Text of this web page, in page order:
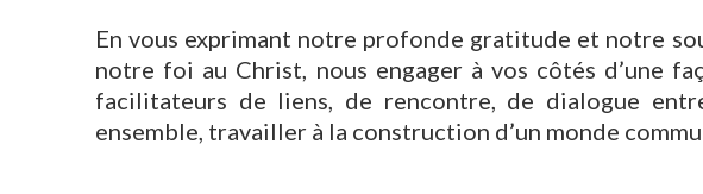
En vous exprimant notre profonde gratitude et notre
notre foi au Christ, nous engager à vos côtés d’une
facilitateurs de liens, de rencontre, de dialogue
ensemble, travailler à la construction d’un monde